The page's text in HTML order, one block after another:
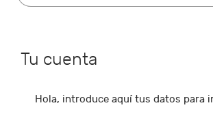
Tu cuenta
Hola, introduce aquí tus datos para